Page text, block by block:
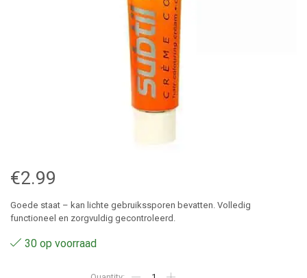
€2.99
Goede staat – kan lichte gebruikssporen bevatten. Volledig
functioneel en zorgvuldig gecontroleerd.
30 op voorraad